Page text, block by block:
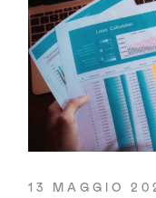
13 MAGGIO